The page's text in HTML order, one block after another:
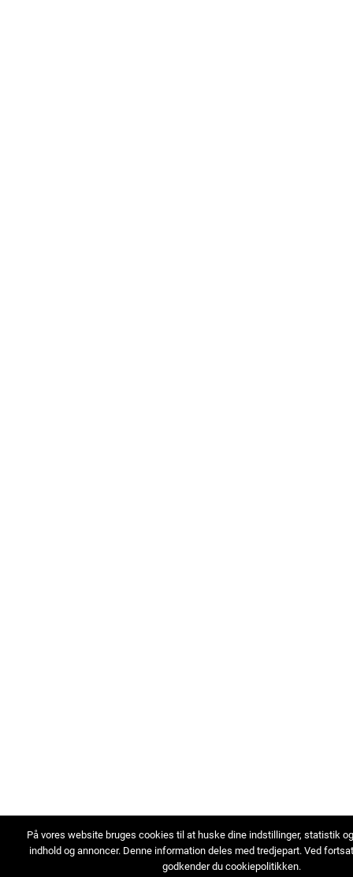
På vores website bruges cookies til at huske dine indstillinger, statistik
indhold og annoncer. Denne information deles med tredjepart. Ved
godkender du cookiepolitikken.